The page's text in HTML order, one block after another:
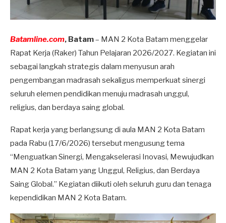
Batamline.com, Batam– MAN 2 Kota Batam menggelar
Rapat Kerja (Raker) Tahun Pelajaran 2026/2027. Kegiatan ini
sebagai langkah strategis dalam menyusun arah
pengembangan madrasah sekaligus memperkuat sinergi
seluruh elemen pendidikan menuju madrasah unggul,
religius, dan berdaya saing global.
Rapat kerja yang berlangsung di aula MAN 2 Kota Batam
pada Rabu (17/6/2026) tersebut mengusung tema
“Menguatkan Sinergi, Mengakselerasi Inovasi, Mewujudkan
MAN 2 Kota Batam yang Unggul, Religius, dan Berdaya
Saing Global.” Kegiatan diikuti oleh seluruh guru dan tenaga
kependidikan MAN 2 Kota Batam.